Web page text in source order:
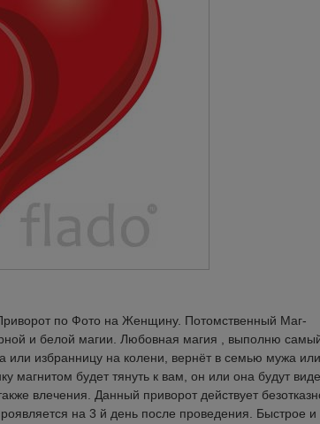
по Фото на Женщину. Потомственный Маг-
и белой магии. Любовная магия , выполню
или избранницу на колени, вернёт в семью мужа или
магнитом будет тянуть к вам, он или она будут
влечения. Данный приворот действует
на 3 й день после проведения. Быстрое и